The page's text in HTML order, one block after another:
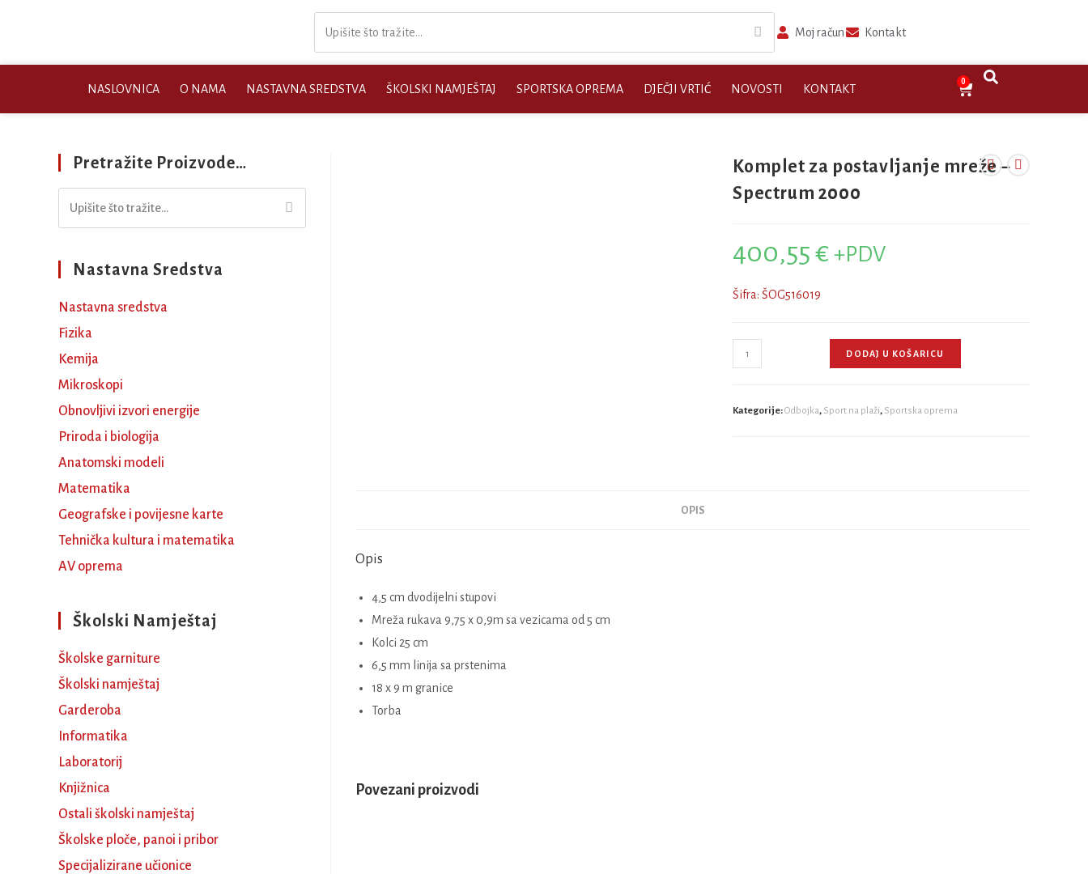
Moj račun Kontakt
NASLOVNICA O NAMA NASTAVNA SREDSTVA ŠKOLSKI NAMJEŠTAJ SPORTSKA OPREMA DJEČJI VRTIĆ NOVOSTI KONTAKT
0
Komplet za postavljanje mreže –
Spectrum 2000
400,55€ +PDV
Šifra: ŠOG516019
DODAJ U KOŠARICU
Kategorije:Odbojka, Sport na plaži, Sportska oprema
OPIS
Opis
4,5 cm dvodijelni stupovi
Mreža rukava 9,75 x 0,9m sa vezicama od 5 cm
Kolci 25 cm
6,5 mm linija sa prstenima
18 x 9 m granice
Torba
Povezani proizvodi
Pretražite Proizvode…
Nastavna Sredstva
Nastavna sredstva
Fizika
Kemija
Mikroskopi
Obnovljivi izvori energije
Priroda i biologija
Anatomski modeli
Matematika
Geografske i povijesne karte
Tehnička kultura i matematika
AV oprema
Školski Namještaj
Školske garniture
Školski namještaj
Garderoba
Informatika
Laboratorij
Knjižnica
Ostali školski namještaj
Školske ploče, panoi i pribor
Specijalizirane učionice